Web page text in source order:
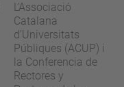
L’Associació
Catalana
d’Universitats
Públiques (ACUP) i
la Conferencia de
Rectores y